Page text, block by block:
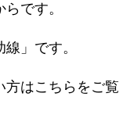
です。
」です。
方はこちらをご覧